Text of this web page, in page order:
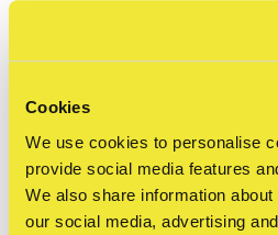
Cookies
We use cookies to personalise
provide social media features
We also share information
our social media, advertising
korte introductie
opbouw van een
begeleiding van een
workshopdocent je
containers.